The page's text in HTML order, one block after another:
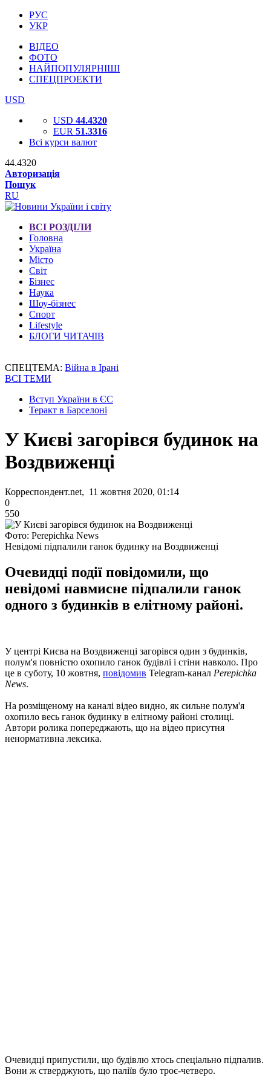
РУС
УКР
ВІДЕО
ФОТО
НАЙПОПУЛЯРНІШІ
СПЕЦПРОЕКТИ
USD
USD 44.4320
EUR 51.3316
Всі курси валют
44.4320
Авторизація
Пошук
RU
ВСІ РОЗДІЛИ
Головна
Україна
Місто
Світ
Бізнес
Наука
Шоу-бізнес
Спорт
Lifestyle
БЛОГИ ЧИТАЧІВ
СПЕЦТЕМА: Війна в Ірані
ВСІ ТЕМИ
Вступ України в ЄС
Теракт в Барселоні
У Києві загорівся будинок на
Воздвиженці
Корреспондент.net, 11 жовтня 2020, 01:14
0
550
Фото: Perepichka News
Невідомі підпалили ганок будинку на Воздвиженці
Очевидці події повідомили, що
невідомі навмисне підпалили ганок
одного з будинків в елітному районі.
У центрі Києва на Воздвиженці загорівся один з будинків,
полум'я повністю охопило ганок будівлі і стіни навколо. Про
це в суботу, 10 жовтня, повідомив Telegram-канал Perepichka
News.
На розміщеному на каналі відео видно, як сильне полум'я
охопило весь ганок будинку в елітному районі столиці.
Автори ролика попереджають, що на відео присутня
ненормативна лексика.
Очевидці припустили, що будівлю хтось спеціально підпалив.
Вони ж стверджують, що паліїв було троє-четверо.